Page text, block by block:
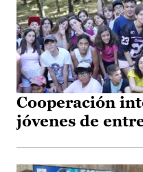
Cooperación
jóvenes de